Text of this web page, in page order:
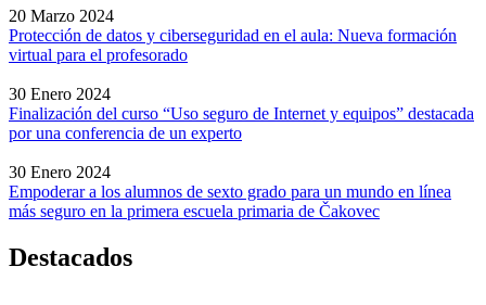
20 Marzo 2024
Protección de datos y ciberseguridad en el aula: Nueva formación
virtual para el profesorado
30 Enero 2024
Finalización del curso “Uso seguro de Internet y equipos” destacada
por una conferencia de un experto
30 Enero 2024
Empoderar a los alumnos de sexto grado para un mundo en línea
más seguro en la primera escuela primaria de Čakovec
Destacados